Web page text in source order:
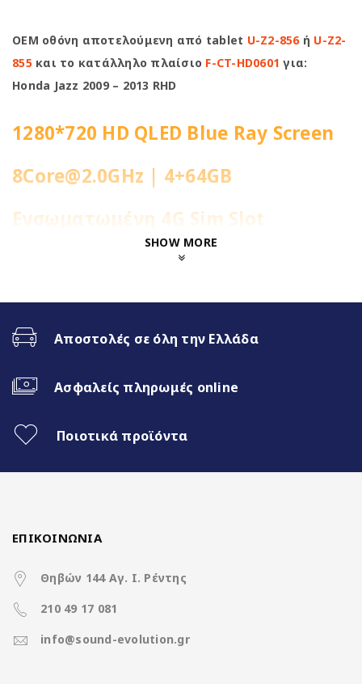
OEM οθόνη αποτελούμενη από tablet U-Ζ2-856ή U-Ζ2-
855και το κατάλληλο πλαίσιο F-CT-HD0601 για:
Honda Jazz 2009 – 2013 RHD
1280*720 HD QLED Blue Ray Screen
8Core@2.0GHz | 4+64GB
Ενσωματωμένη 4G Sim Slot
Ασύρματο CarPlay & Ασύρματο
Android Auto
3 Διαφορετικά θέματα
4x50Watt με DSP
Χαρακτηριστικά
SHOW MORE
Αποστολές σε όλη την Ελλάδα
Ασφαλείς πληρωμές online
Ποιοτικά προϊόντα
ΕΠΙΚΟΙΝΩΝΙΑ
Θηβών 144 Αγ. Ι. Ρέντης
210 49 17 081
info@sound-evolution.gr